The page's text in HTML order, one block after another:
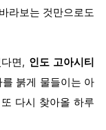
라보는 것만으로도
면, 인도 고아시티
를 붉게 물들이는 아
다시 찾아올 하루